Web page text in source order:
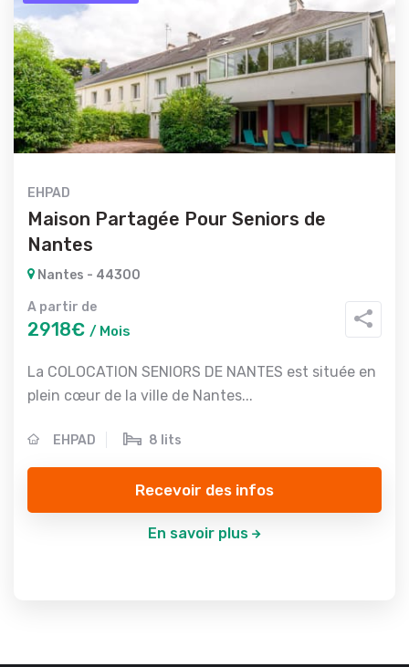
EHPAD
Maison Partagée Pour Seniors de
Nantes
Nantes - 44300
A partir de
2918€ / Mois
La COLOCATION SENIORS DE NANTES est située en
plein cœur de la ville de Nantes...
EHPAD 8 lits
Recevoir des infos
En savoir plus